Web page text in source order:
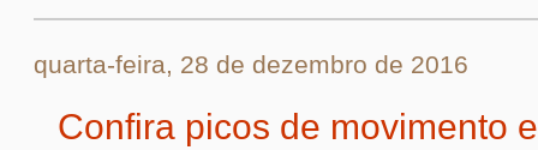
quarta-feira, 28 de dezembro de 2016
Confira picos de movimento